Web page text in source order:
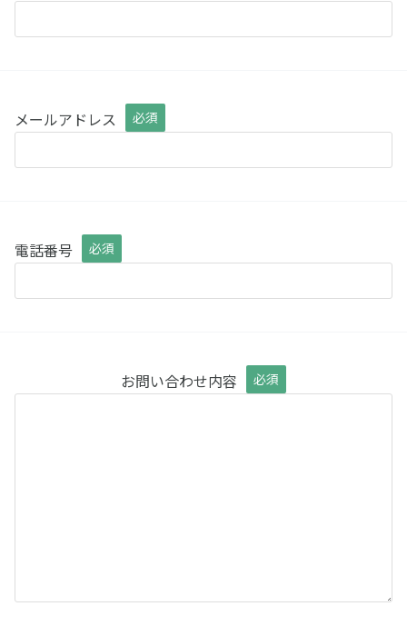
メールアドレス 必須
電話番号 必須
お問い合わせ内容 必須